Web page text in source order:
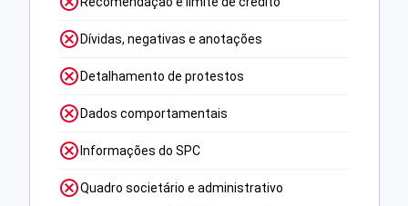
Dívidas, negativas e anotações
Detalhamento de protestos
Dados comportamentais
Informações do SPC
Quadro societário e administrativo